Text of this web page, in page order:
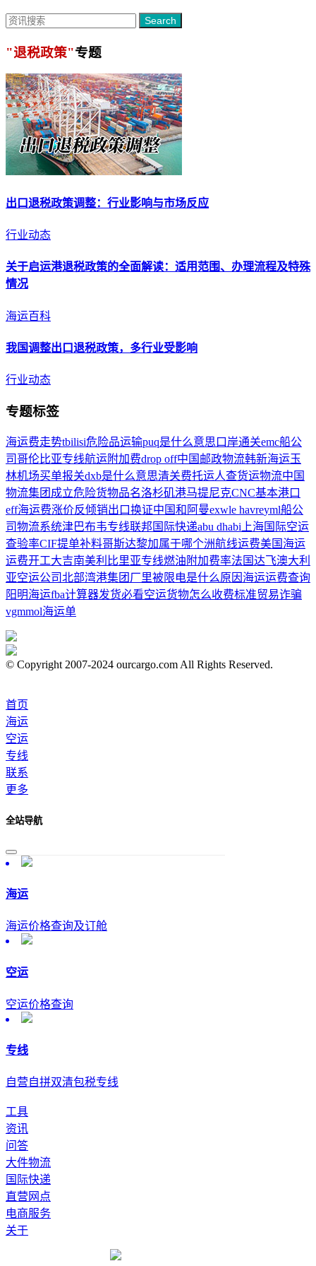
Search
"退税政策"专题
出口退税政策调整：行业影响与市场反应
行业动态
关于启运港退税政策的全面解读：适用范围、办理流程及特殊
情况
海运百科
我国调整出口退税政策，多行业受影响
行业动态
专题标签
海运费走势tbilisi危险品运输puq是什么意思 口岸通关emc船公
司 哥伦比亚专线航运附加费drop off中国邮政物流韩新海运玉
林机场买单报关dxb是什么意思清关费托运人查货运物流中国
物流集团成立危险货物品名洛杉矶港马提尼克CNC基本港口
eff海运费涨价反倾销出口换证中国和阿曼exwle havreyml船公
司 物流系统津巴布韦专线联邦国际快递abu dhabi上海国际空运
查验率CIF提单补料哥斯达黎加属于哪个洲航线运费美国海运
运费开工大吉南美利比里亚专线燃油附加费率法国达飞澳大利
亚空运公司 北部湾港集团 厂里被限电是什么原因 海运运费查询
阳明海运fba计算器发货必看空运货物怎么收费标准贸易诈骗
vgmmol海运单
© Copyright 2007-2024 ourcargo.com All Rights Reserved.
首页
海运
空运
专线
联系
更多
全站导航
海运
海运价格查询及订舱
空运
空运价格查询
专线
自营自拼双清包税专线
工具
资讯
问答
大件物流
国际快递
直营网点
电商服务
关于